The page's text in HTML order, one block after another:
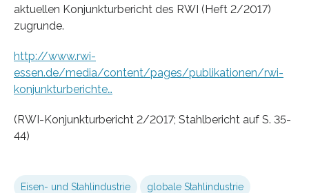
aktuellen Konjunkturbericht des RWI (Heft 2/2017)
zugrunde.
http://www.rwi-
essen.de/media/content/pages/publikationen/rwi-
konjunkturberichte…
(RWI-Konjunkturbericht 2/2017; Stahlbericht auf S. 35-
44)
Eisen- und Stahlindustrie globale Stahlindustrie